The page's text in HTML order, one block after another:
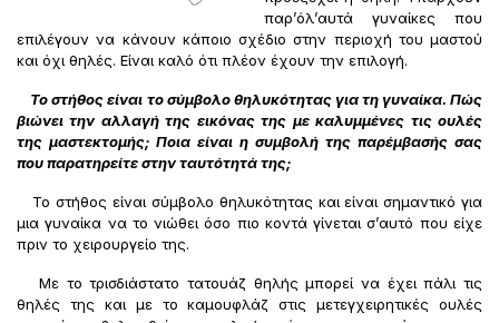
παρ’όλ’αυτά γυναίκες που
επιλέγουν να κάνουν κάποιο σχέδιο στην περιοχή του μαστού
και όχι θηλές. Είναι καλό ότι πλέον έχουν την επιλογή.
Το στήθος είναι το σύμβολο θηλυκότητας για τη γυναίκα. Πώς
βιώνει την αλλαγή της εικόνας της με καλυμμένες τις ουλές
της μαστεκτομής; Ποια είναι η συμβολή της παρέμβασής σας
που παρατηρείτε στην ταυτότητά της;
Το στήθος είναι σύμβολο θηλυκότητας και είναι σημαντικό για
μια γυναίκα να το νιώθει όσο πιο κοντά γίνεται σ’αυτό που είχε
πριν το χειρουργείο της.
Με το τρισδιάστατο τατουάζ θηλής μπορεί να έχει πάλι τις
θηλές της και με το καμουφλάζ στις μετεγχειρητικές ουλές